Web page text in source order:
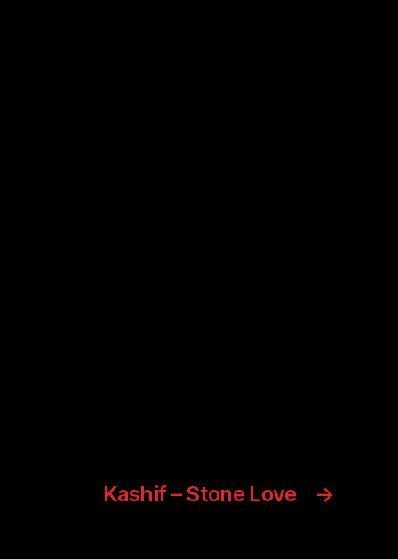
→
Kashif – Stone Love